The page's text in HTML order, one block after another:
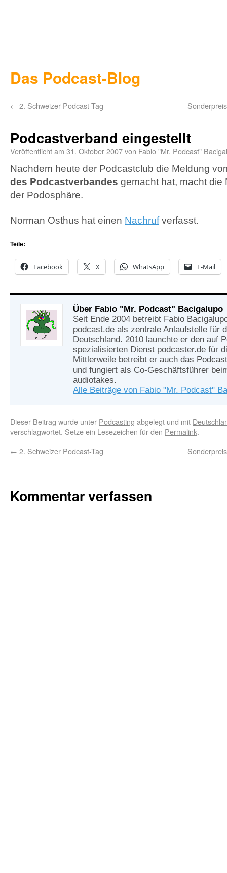
Das Podcast-Blog
← 2. Schweizer Podcast-Tag
Podcastverband eingestellt
Veröffentlicht am 31. Oktober 2007von Fabio "Mr. Podcast"
Nachdem heute der Podcastclub die Meldung
des Podcastverbandes gemacht hat, macht die
der Podosphäre.
Norman Osthus hat einen Nachrufverfasst.
Teile:
Facebook X WhatsApp E-Mail
Über Fabio "Mr. Podcast" Bacigalupo
Seit Ende 2004 betreibt Fabio
podcast.de als zentrale Anlaufstelle für
Deutschland. 2010 launchte er den auf
spezialisierten Dienst podcaster.de für
Mittlerweile betreibt er auch das
und fungiert als Co-Geschäftsführer
audiotakes.
Alle Beiträge von Fabio "Mr. Podcast"
Dieser Beitrag wurde unter Podcasting abgelegt und mit
verschlagwortet. Setze ein Lesezeichen für den Permalink.
← 2. Schweizer Podcast-Tag
Kommentar verfassen